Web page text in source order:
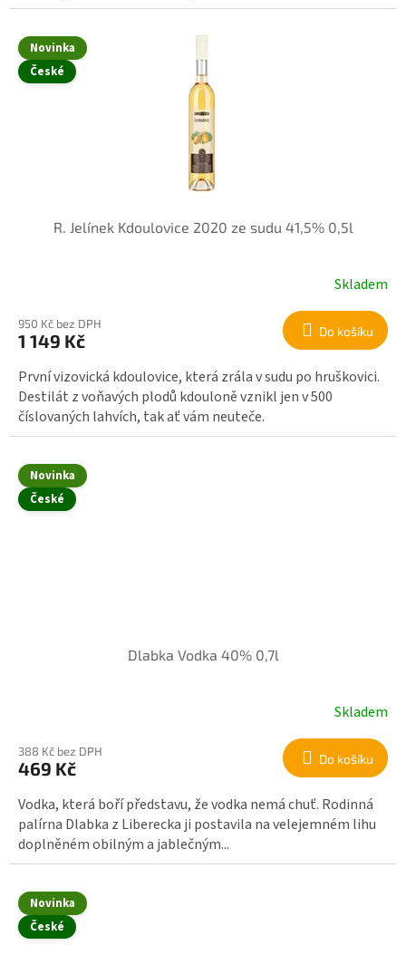
Novinka
České
R. Jelínek Kdoulovice 2020 ze sudu 41,5% 0,5l
Skladem
950 Kč bez DPH
1 149 Kč Do košíku
První vizovická kdoulovice, která zrála v sudu po hruškovici.
Destilát z voňavých plodů kdouloně vznikl jen v 500
číslovaných lahvích, tak ať vám neuteče.
Novinka
České
Dlabka Vodka 40% 0,7l
Skladem
388 Kč bez DPH
469 Kč Do košíku
Vodka, která boří představu, že vodka nemá chuť. Rodinná
palírna Dlabka z Liberecka ji postavila na velejemném lihu
doplněném obilným a jablečným...
Novinka
České